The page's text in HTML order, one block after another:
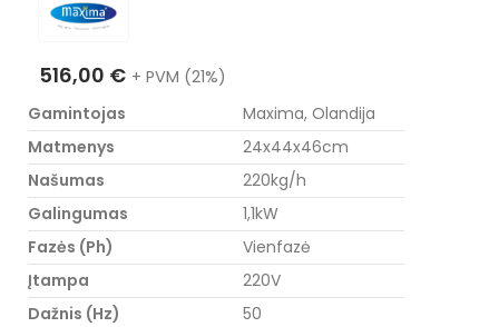
516,00 € + PVM (21%)
Gamintojas
Maxima, Olandija
Matmenys
24x44x46cm
Našumas
220kg/h
Galingumas
1,1kW
Fazės (Ph)
Vienfazė
Įtampa
220V
Dažnis (Hz)
50